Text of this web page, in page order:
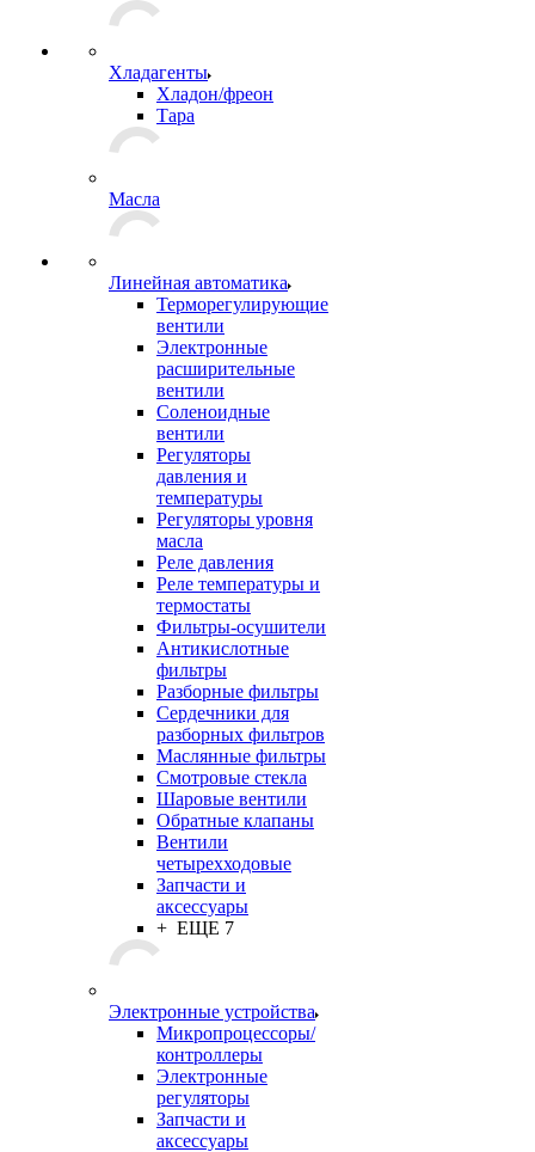
Хладагенты
Хладон/фреон
Тара
Масла
Линейная автоматика
Терморегулирующие
вентили
Электронные
расширительные
вентили
Соленоидные
вентили
Регуляторы
давления и
температуры
Регуляторы уровня
масла
Реле давления
Реле температуры и
термостаты
Фильтры-осушители
Антикислотные
фильтры
Разборные фильтры
Сердечники для
разборных фильтров
Маслянные фильтры
Смотровые стекла
Шаровые вентили
Обратные клапаны
Вентили
четырехходовые
Запчасти и
аксессуары
+ ЕЩЕ 7
Электронные устройства
Микропроцессоры/
контроллеры
Электронные
регуляторы
Запчасти и
аксессуары